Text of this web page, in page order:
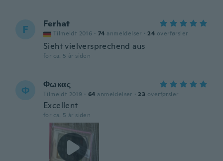
F Ferhat
Tilmeldt 2016 · 74 anmeldelser · 24 overførsler
Sieht vielversprechend aus
for ca. 5 år siden
Φ Φωκας
Tilmeldt 2019 · 64 anmeldelser · 23 overførsler
Excellent
for ca. 5 år siden